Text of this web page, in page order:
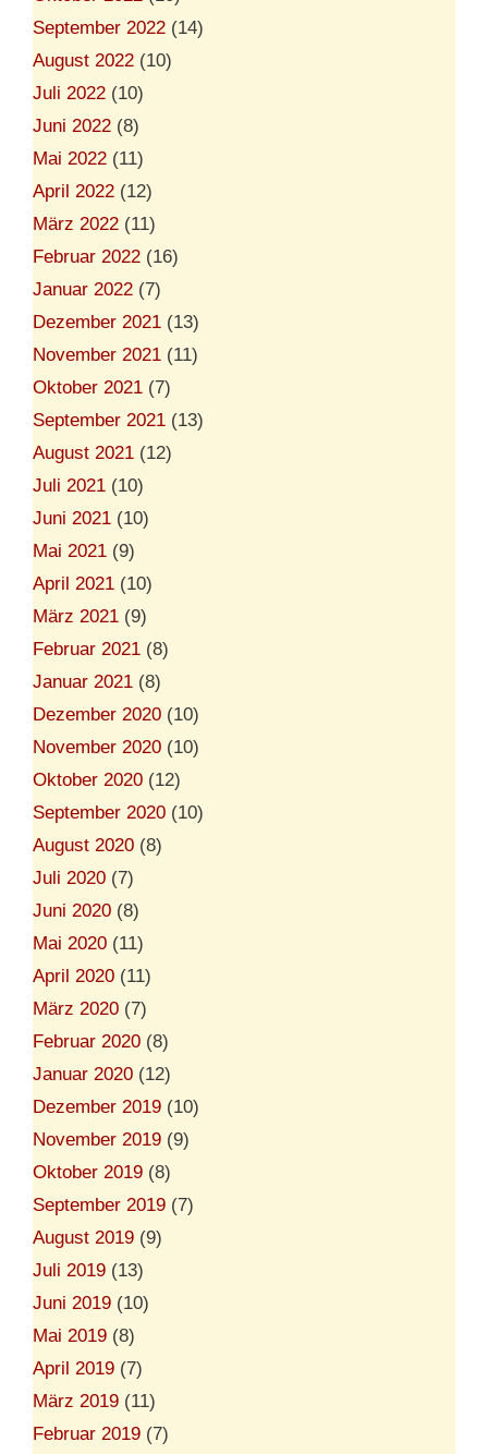
September 2022 (14)
August 2022 (10)
Juli 2022 (10)
Juni 2022 (8)
Mai 2022 (11)
April 2022 (12)
März 2022 (11)
Februar 2022 (16)
Januar 2022 (7)
Dezember 2021 (13)
November 2021 (11)
Oktober 2021 (7)
September 2021 (13)
August 2021 (12)
Juli 2021 (10)
Juni 2021 (10)
Mai 2021 (9)
April 2021 (10)
März 2021 (9)
Februar 2021 (8)
Januar 2021 (8)
Dezember 2020 (10)
November 2020 (10)
Oktober 2020 (12)
September 2020 (10)
August 2020 (8)
Juli 2020 (7)
Juni 2020 (8)
Mai 2020 (11)
April 2020 (11)
März 2020 (7)
Februar 2020 (8)
Januar 2020 (12)
Dezember 2019 (10)
November 2019 (9)
Oktober 2019 (8)
September 2019 (7)
August 2019 (9)
Juli 2019 (13)
Juni 2019 (10)
Mai 2019 (8)
April 2019 (7)
März 2019 (11)
Februar 2019 (7)